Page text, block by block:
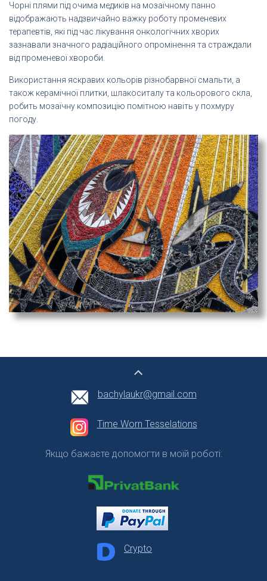
Чорні плями під очима медиків на мозаїчному панно
відображають надзвичайно важку роботу променевих
терапевтів, які під час лікування онкологічних хворих
зазнавали значного радіаційного опромінення та страждали
від променевої хвороби.
Використання яскравих кольорів різнобарвної смальти, а
також керамічної плитки, шлакоситалу та кольорового скла,
робить мозаїчну композицію помітною навіть у похмуру
погоду.
bachylaukr@gmail.com
Time Worn Tesselations
Якщо бажаєте допомогти в моїй роботі:
Crypto